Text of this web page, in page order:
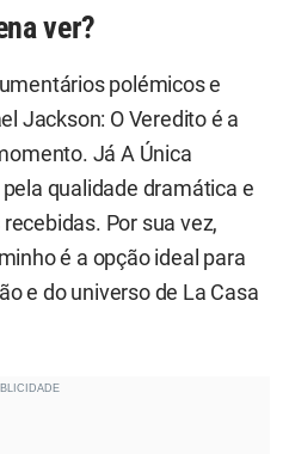
ver?
polémicos e
Jackson: O Veredito é a
Já A Única
qualidade dramática e
Por sua vez,
é a opção ideal para
e do universo de La Casa